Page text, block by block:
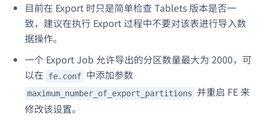
目前在 Export 时只是简单检查 Tablets 版本是否一
致，建议在执行 Export 过程中不要对该表进行导入数
据操作。
一个 Export Job 允许导出的分区数量最大为 2000，可
以在
fe.conf 中添加参数
maximum_number_of_export_partitions
并重启 FE 来
修改该设置。